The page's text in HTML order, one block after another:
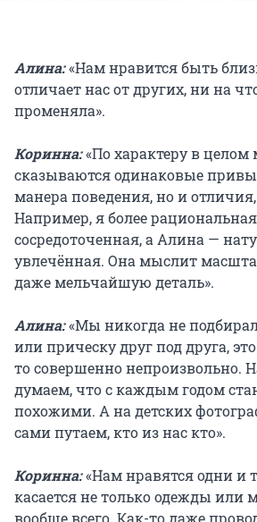
Алина:«Нам нравится быть
отличает нас от других, ни на
променяла».
Коринна:«По характеру в
сказываются одинаковые
манера поведения, но и
Например, я более
сосредоточенная, а Алина —
увлечённая. Она мыслит
даже мельчайшую деталь».
Алина:«Мы никогда не
или прическу друг под друга,
то совершенно непроизвольно.
думаем, что с каждым годом
похожими. А на детских
сами путаем, кто из нас кто».
Коринна:«Нам нравятся одни и
касается не только одежды или
вообще всего. Как-то даже